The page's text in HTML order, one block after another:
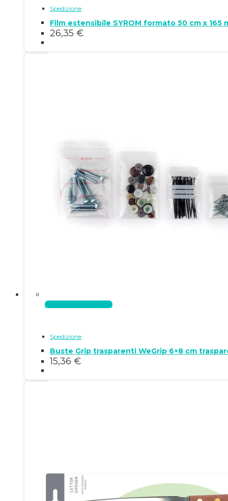
Spedizione
Film estensibile SYROM formato 50 cm x 165
26,35 €
Aggiungi al carrello
Spedizione
Buste Grip trasparenti WeGrip 6×8 cm
15,36 €